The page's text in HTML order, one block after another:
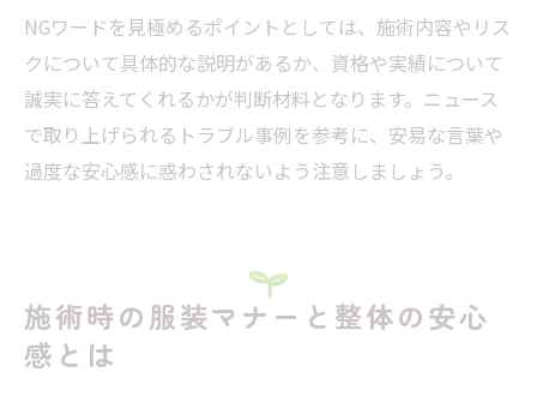
NGワードを見極めるポイントとしては、施術内容やリス
クについて具体的な説明があるか、資格や実績について
誠実に答えてくれるかが判断材料となります。ニュース
で取り上げられるトラブル事例を参考に、安易な言葉や
過度な安心感に惑わされないよう注意しましょう。
施術時の服装マナーと整体の安心
感とは